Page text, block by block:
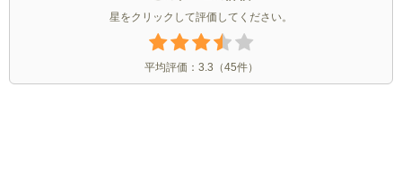
星をクリックして評価してください。
平均評価： 3.3 （45件）